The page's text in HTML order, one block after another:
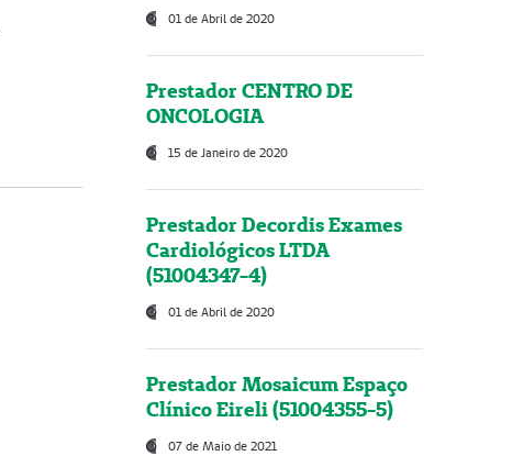
01 de Abril de 2020
Prestador CENTRO DE
ONCOLOGIA
15 de Janeiro de 2020
Prestador Decordis Exames
Cardiológicos LTDA
(51004347-4)
01 de Abril de 2020
Prestador Mosaicum Espaço
Clínico Eireli (51004355-5)
07 de Maio de 2021